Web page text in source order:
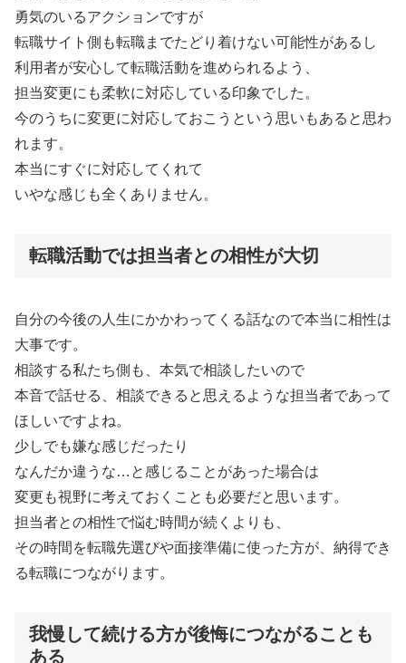
勇気のいるアクションですが
転職サイト側も転職までたどり着けない可能性があるし
利用者が安心して転職活動を進められるよう、
担当変更にも柔軟に対応している印象でした。
今のうちに変更に対応しておこうという思いもあると思わ
れます。
本当にすぐに対応してくれて
いやな感じも全くありません。
転職活動では担当者との相性が大切
自分の今後の人生にかかわってくる話なので本当に相性は
大事です。
相談する私たち側も、本気で相談したいので
本音で話せる、相談できると思えるような担当者であって
ほしいですよね。
少しでも嫌な感じだったり
なんだか違うな…と感じることがあった場合は
変更も視野に考えておくことも必要だと思います。
担当者との相性で悩む時間が続くよりも、
その時間を転職先選びや面接準備に使った方が、納得でき
る転職につながります。
我慢して続ける方が後悔につながることも
ある